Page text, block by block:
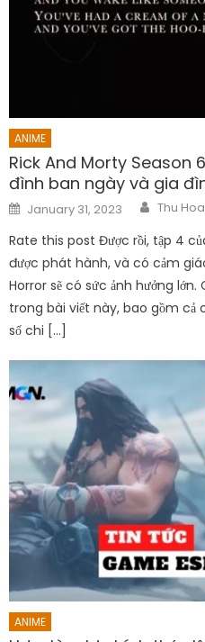
ANIME
Rick And Morty Season
đình ban ngày và gia
Posted
on
January 31, 2023 Author
Thu
Rate this post Được rồi, tập 4
được phát hành, và có cảm
Horror sẽ có sức ảnh hưởng
trong bài viết này, bao gồm
số chi […]
ANIME